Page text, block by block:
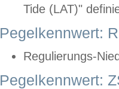
Tide (LAT)"
Pegelkennwert:
Regulierungs-
Pegelkennwert: